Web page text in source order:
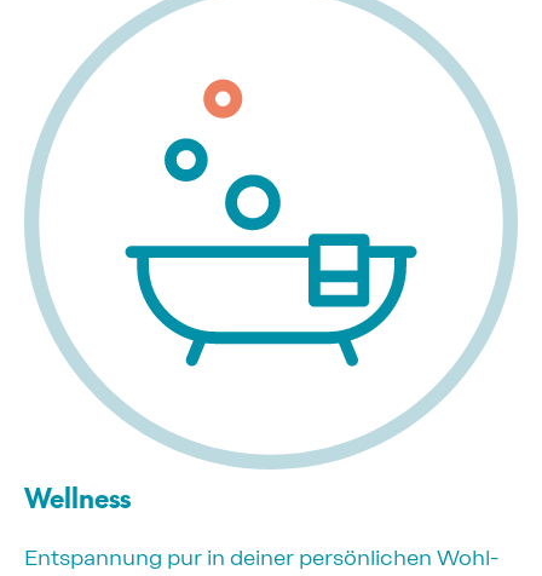
Well­ness­
Entspannung pur in deiner persönlichen Wohl­